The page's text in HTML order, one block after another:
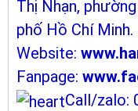
Thị Nhạn,
phố Hồ Chí Minh.
Website:
Fanpage:
Call/zalo: